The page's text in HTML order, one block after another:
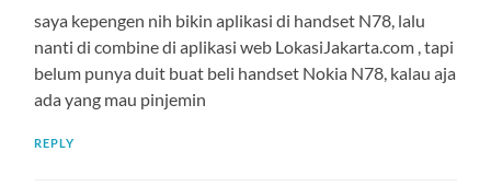
saya kepengen nih bikin aplikasi di handset N78, lalu
nanti di combine di aplikasi web LokasiJakarta.com , tapi
belum punya duit buat beli handset Nokia N78, kalau aja
ada yang mau pinjemin
REPLY